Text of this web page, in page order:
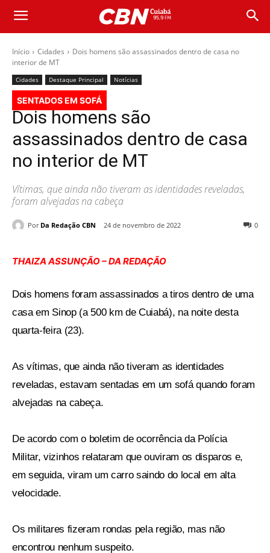
Início Cidades
Dois homens são assassinados dentro de casa no
interior de MT
Cidades Destaque Principal Notícias
SENTADOS EM SOFÁ
Dois homens são
assassinados dentro de casa
no interior de MT
Vítimas, que ainda não tiveram as identidades reveladas,
foram alvejadas na cabeça
Por Da Redação CBN 24 de novembro de 2022 0
THAIZA ASSUNÇÃO – DA REDAÇÃO
Dois homens foram assassinados a tiros dentro de uma
casa em Sinop (a 500 km de Cuiabá), na noite desta
quarta-feira (23).
As vítimas, que ainda não tiveram as identidades
reveladas, estavam sentadas em um sofá quando foram
alvejadas na cabeça.
De acordo com o boletim de ocorrência da Polícia
Militar, vizinhos relataram que ouviram os disparos e,
em seguida, viram um carro saindo do local em alta
velocidade.
Os militares fizeram rondas pela região, mas não
encontrou nenhum suspeito.